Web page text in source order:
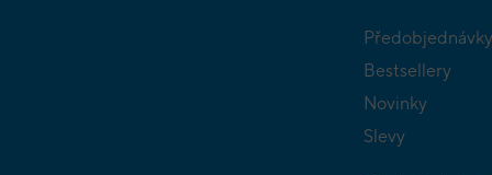
Předobjednávky
Bestsellery
Novinky
Slevy